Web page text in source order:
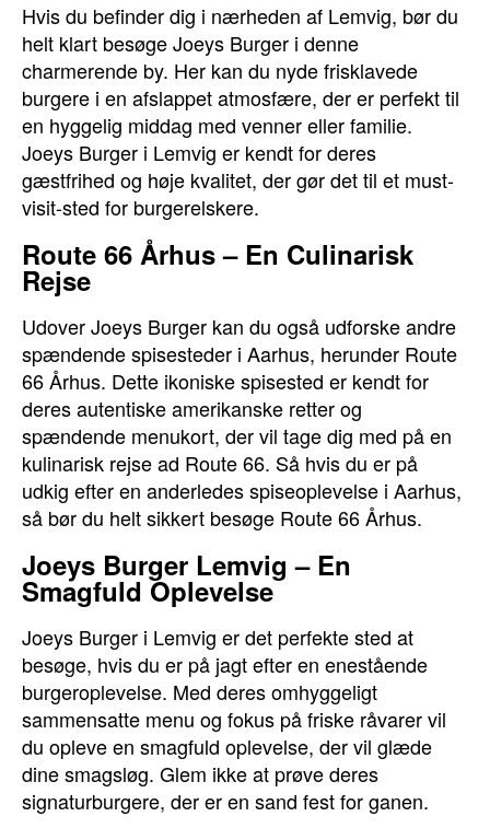
Hvis du befinder dig i nærheden af Lemvig, bør du
helt klart besøge Joeys Burger i denne
charmerende by. Her kan du nyde frisklavede
burgere i en afslappet atmosfære, der er perfekt til
en hyggelig middag med venner eller familie.
Joeys Burger i Lemvig er kendt for deres
gæstfrihed og høje kvalitet, der gør det til et must-
visit-sted for burgerelskere.
Route 66 Århus – En Culinarisk
Rejse
Udover Joeys Burger kan du også udforske andre
spændende spisesteder i Aarhus, herunder Route
66 Århus. Dette ikoniske spisested er kendt for
deres autentiske amerikanske retter og
spændende menukort, der vil tage dig med på en
kulinarisk rejse ad Route 66. Så hvis du er på
udkig efter en anderledes spiseoplevelse i Aarhus,
så bør du helt sikkert besøge Route 66 Århus.
Joeys Burger Lemvig – En
Smagfuld Oplevelse
Joeys Burger i Lemvig er det perfekte sted at
besøge, hvis du er på jagt efter en enestående
burgeroplevelse. Med deres omhyggeligt
sammensatte menu og fokus på friske råvarer vil
du opleve en smagfuld oplevelse, der vil glæde
dine smagsløg. Glem ikke at prøve deres
signaturburgere, der er en sand fest for ganen.